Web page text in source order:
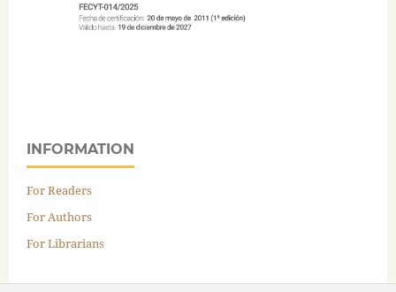
INFORMATION
For Readers
For Authors
For Librarians